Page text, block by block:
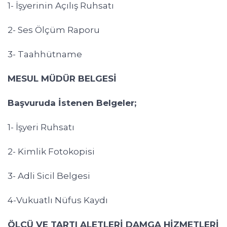
1- İşyerinin Açılış Ruhsatı
2- Ses Ölçüm Raporu
3- Taahhütname
MESUL MÜDÜR BELGESİ
Başvuruda İstenen Belgeler;
1- İşyeri Ruhsatı
2- Kimlik Fotokopisi
3- Adli Sicil Belgesi
4-Vukuatlı Nüfus Kaydı
ÖLÇÜ VE TARTI ALETLERİ DAMGA HİZMETLERİ